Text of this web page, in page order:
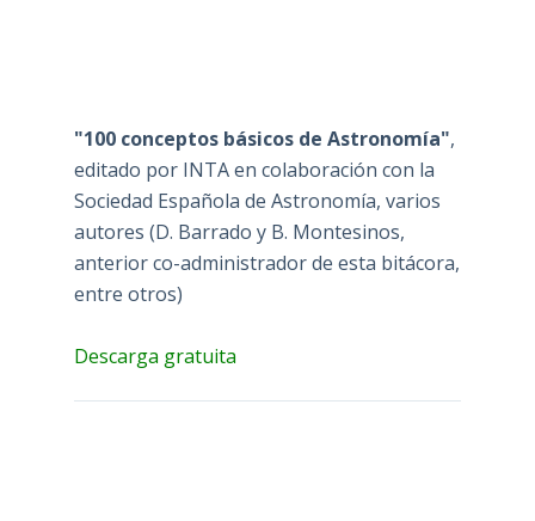
"100 conceptos básicos de Astronomía",
editado por INTA en colaboración con la
Sociedad Española de Astronomía, varios
autores (D. Barrado y B. Montesinos,
anterior co-administrador de esta bitácora,
entre otros)
Descarga gratuita